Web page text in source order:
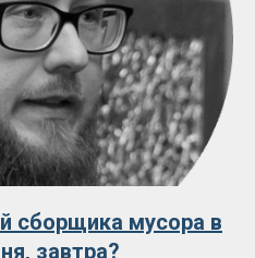
сборщика мусора в
завтра?